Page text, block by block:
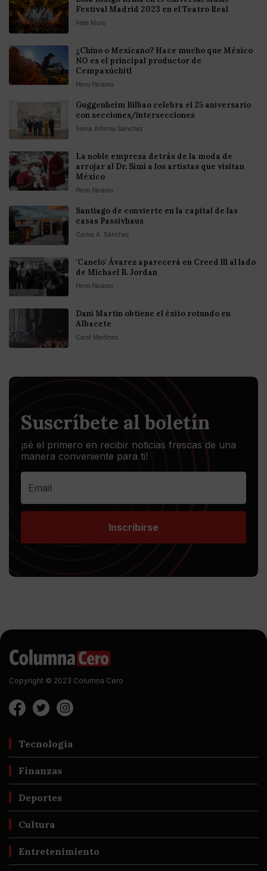
Festival Madrid 2023 en el Teatro Real
Fede Muro
¿Chino o Mexicano? Hace mucho que México
NO es el principal productor de
Cempaxúchitl
Perro Páramo
Guggenheim Bilbao celebra el 25 aniversario
con secciones/intersecciones
Sonia Alfonso Sánchez
La noble empresa detrás de la moda de
arrojar al Dr. Simi a los artistas que visitan
México
Perro Páramo
Santiago de convierte en la capital de las
casas Passivhaus
Carlos A. Sánchez
'Canelo' Ávarez aparecerá en Creed lll al lado
de Michael B. Jordan
Perro Páramo
Dani Martín obtiene el éxito rotundo en
Albacete
Carol Martínez
Suscríbete al boletín
¡sé el primero en recibir noticias frescas de una
manera conveniente para ti!
Inscribirse
Copyright © 2023 Columna Cero
Tecnología
Finanzas
Deportes
Cultura
Entretenimiento